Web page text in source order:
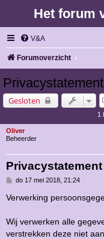
Het forum
V&A
Forumoverzicht
Privacystatement
Gesloten
1
Oliver
Beheerder
Privacystatement
B
r
i
h
t
do 17 mei 2018, 21:24
Verwerking
Wij verwerken alle
verstrekken deze niet